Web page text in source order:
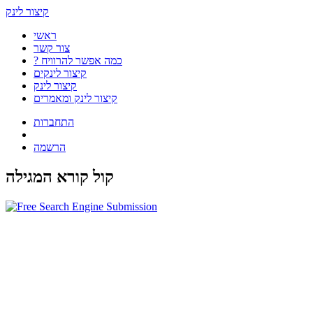
קיצור לינק
ראשי
צור קשר
? כמה אפשר להרוויח
קיצור לינקים
קיצור לינק
קיצור לינק ומאמרים
התחברות
הרשמה
קול קורא המגילה